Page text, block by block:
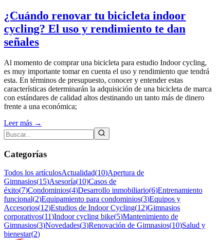
¿Cuándo renovar tu bicicleta indoor
cycling? El uso y rendimiento te dan
señales
Al momento de comprar una bicicleta para estudio Indoor cycling,
es muy importante tomar en cuenta el uso y rendimiento que tendrá
esta. En términos de presupuesto, conocer y entender estas
características determinarán la adquisición de una bicicleta de marca
con estándares de calidad altos destinando un tanto más de dinero
frente a una económica;
Leer más →
Categorías
Todos los artículosActualidad(10)Apertura de
Gimnasios(15)Asesoría(10)Casos de
éxito(7)Condominios(4)Desarrollo inmobiliario(6)Entrenamiento
funcional(2)Equipamiento para condominios(3)Equipos y
Accesorios(12)Estudios de Indoor Cycling(12)Gimnasios
corporativos(11)Indoor cycling bike(5)Mantenimiento de
Gimnasios(3)Novedades(3)Renovación de Gimnasios(10)Salud y
bienestar(2)